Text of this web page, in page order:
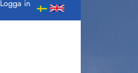
Logga in